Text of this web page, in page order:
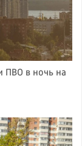
ПВО в ночь на